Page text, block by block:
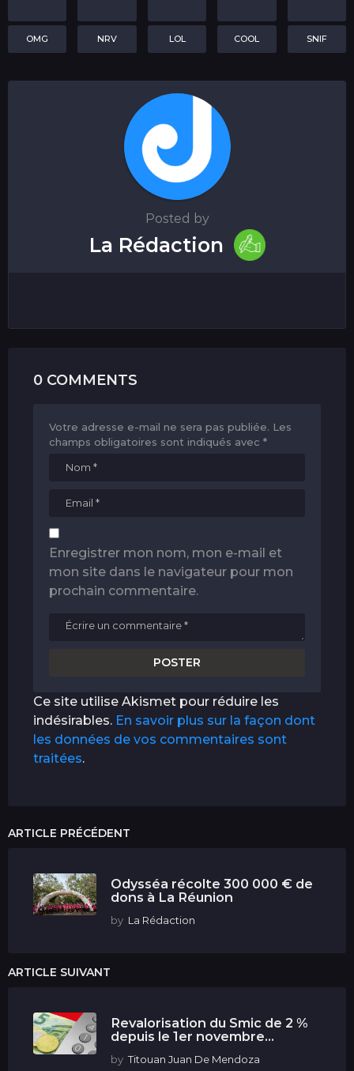
OMG NRV LOL COOL SNIF
Posted by
La Rédaction
0 COMMENTS
Votre adresse e-mail ne sera pas publiée. Les
champs obligatoires sont indiqués avec *
Enregistrer mon nom, mon e-mail et
mon site dans le navigateur pour mon
prochain commentaire.
Ce site utilise Akismet pour réduire les
indésirables. En savoir plus sur la façon dont
les données de vos commentaires sont
traitées.
ARTICLE PRÉCÉDENT
Odysséa récolte 300 000 € de
dons à La Réunion
by La Rédaction
ARTICLE SUIVANT
Revalorisation du Smic de 2 %
depuis le 1er novembre...
by Titouan Juan De Mendoza